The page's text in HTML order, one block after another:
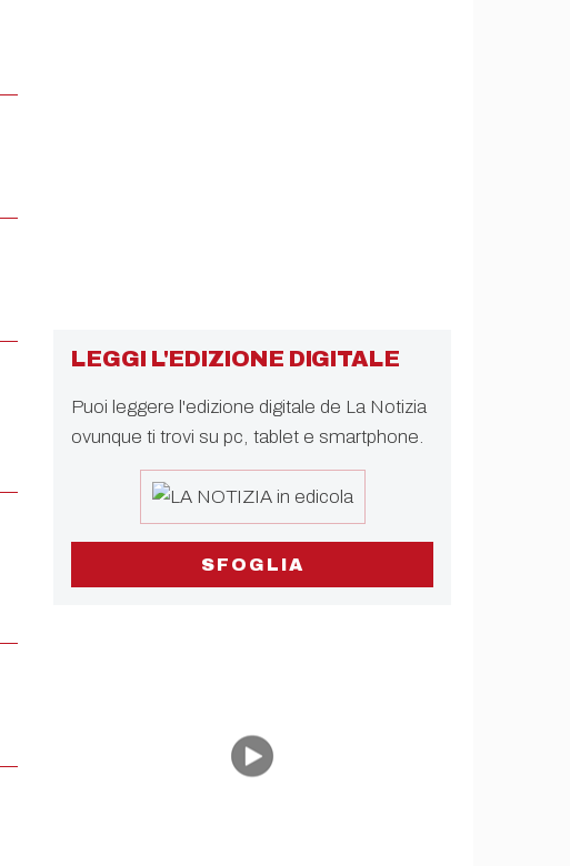
LEGGI L'EDIZIONE DIGITALE
Puoi leggere l'edizione digitale de La Notizia
ovunque ti trovi su pc, tablet e smartphone.
SFOGLIA